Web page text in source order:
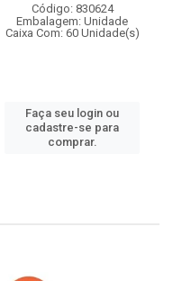
Código: 830624
Embalagem: Unidade
Caixa Com: 60 Unidade(s)
Faça seu login ou
cadastre-se para
comprar.